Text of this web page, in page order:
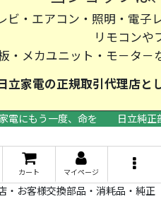
ビ・エアコン・照明・電子
リモコンや
・メカユニット・モ－タ－
日立家電の正規取引代理店
電にもう一度、命を
日立純
カート マイページ
・お客様交換部品・消耗品・純正